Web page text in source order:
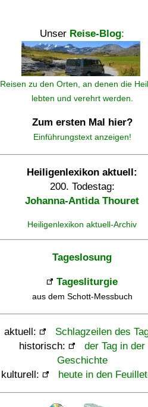
Unser Reise-Blog:
Reisen zu den Orten, an denen die
lebten und verehrt werden.
Zum ersten Mal hier?
Einführungstext anzeigen!
Heiligenlexikon aktuell:
200. Todestag:
Johanna-Antida Thouret
Heiligenlexikon aktuell-Archiv
Tageslosung
Tagesliturgie
aus dem Schott-Messbuch
aktuell:
Schlagzeilen des
historisch:
der Tag in der
Geschichte
kulturell:
heute in den